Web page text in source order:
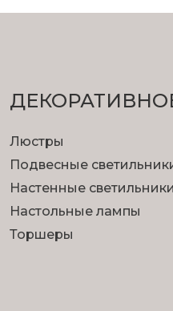
Люстры
Подвесные
Настенные светильники
Настольные лампы
Торшеры